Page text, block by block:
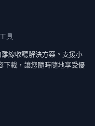
具
線收聽解決方案。支援小
載，讓您隨時隨地享受優